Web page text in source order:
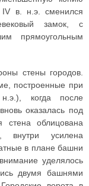
IV в. н.э. сменился
замок, с
прямоугольным
стены городов.
построенные при
когда после
оказалась под
облицована
усилена
в плане башни
уделялось
двумя башнями